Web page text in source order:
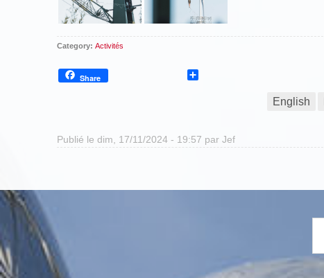
Category: Activités
Share
English
Publié le dim, 17/11/2024 - 19:57 par Jef